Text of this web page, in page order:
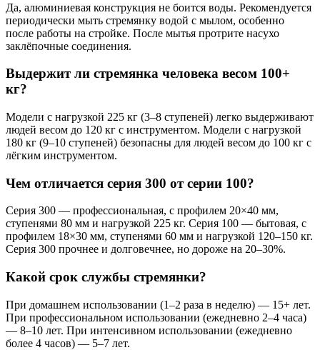
Да, алюминиевая конструкция не боится воды. Рекомендуется
периодически мыть стремянку водой с мылом, особенно
после работы на стройке. После мытья протрите насухо
заклёпочные соединения.
Выдержит ли стремянка человека весом 100+
кг?
Модели с нагрузкой 225 кг (3–8 ступеней) легко выдерживают
людей весом до 120 кг с инструментом. Модели с нагрузкой
180 кг (9–10 ступеней) безопасны для людей весом до 100 кг с
лёгким инструментом.
Чем отличается серия 300 от серии 100?
Серия 300 — профессиональная, с профилем 20×40 мм,
ступенями 80 мм и нагрузкой 225 кг. Серия 100 — бытовая, с
профилем 18×30 мм, ступенями 60 мм и нагрузкой 120–150 кг.
Серия 300 прочнее и долговечнее, но дороже на 20–30%.
Какой срок службы стремянки?
При домашнем использовании (1–2 раза в неделю) — 15+ лет.
При профессиональном использовании (ежедневно 2–4 часа)
— 8–10 лет. При интенсивном использовании (ежедневно
более 4 часов) — 5–7 лет.